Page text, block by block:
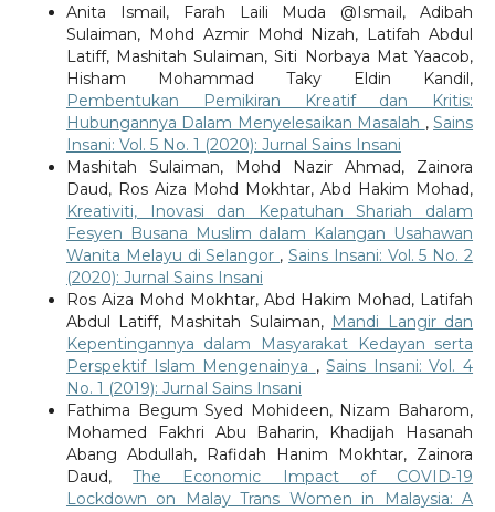
Anita Ismail, Farah Laili Muda @Ismail, Adibah
Sulaiman, Mohd Azmir Mohd Nizah, Latifah Abdul
Latiff, Mashitah Sulaiman, Siti Norbaya Mat Yaacob,
Hisham Mohammad Taky Eldin Kandil,
Pembentukan Pemikiran Kreatif dan Kritis:
Hubungannya Dalam Menyelesaikan Masalah ,Sains
Insani: Vol. 5 No. 1 (2020): Jurnal Sains Insani
Mashitah Sulaiman, Mohd Nazir Ahmad, Zainora
Daud, Ros Aiza Mohd Mokhtar, Abd Hakim Mohad,
Kreativiti, Inovasi dan Kepatuhan Shariah dalam
Fesyen Busana Muslim dalam Kalangan Usahawan
Wanita Melayu di Selangor ,Sains Insani: Vol. 5 No. 2
(2020): Jurnal Sains Insani
Ros Aiza Mohd Mokhtar, Abd Hakim Mohad, Latifah
Abdul Latiff, Mashitah Sulaiman, Mandi Langir dan
Kepentingannya dalam Masyarakat Kedayan serta
Perspektif Islam Mengenainya ,Sains Insani: Vol. 4
No. 1 (2019): Jurnal Sains Insani
Fathima Begum Syed Mohideen, Nizam Baharom,
Mohamed Fakhri Abu Baharin, Khadijah Hasanah
Abang Abdullah, Rafidah Hanim Mokhtar, Zainora
Daud,The Economic Impact of COVID-19
Lockdown on Malay Trans Women in Malaysia: A